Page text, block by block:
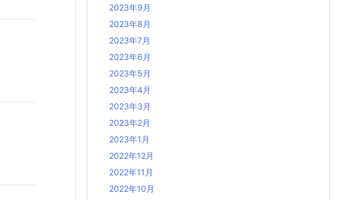
2023年9月
2023年8月
2023年7月
2023年6月
2023年5月
2023年4月
2023年3月
2023年2月
2023年1月
2022年12月
2022年11月
2022年10月